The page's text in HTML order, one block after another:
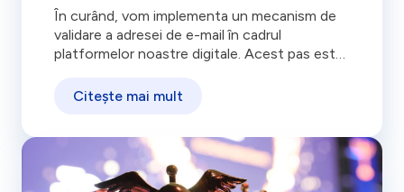
În curând, vom implementa un mecanism de
validare a adresei de e-mail în cadrul
platformelor noastre digitale. Acest pas este
eficientă și sigură între Distrigaz Sud Rețele și
Citește mai mult